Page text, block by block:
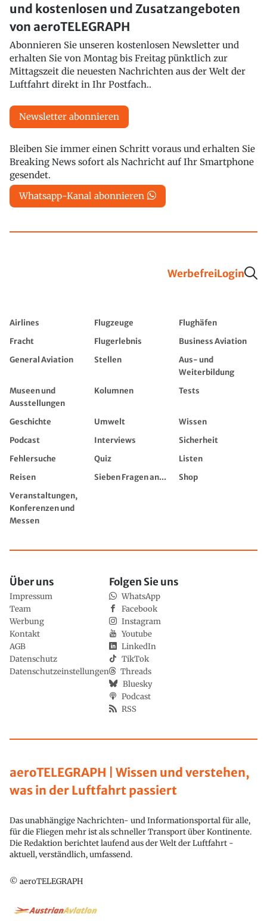
und kostenlosen und Zusatzangeboten
von aeroTELEGRAPH
Abonnieren Sie unseren kostenlosen Newsletter und
erhalten Sie von Montag bis Freitag pünktlich zur
Mittagszeit die neuesten Nachrichten aus der Welt der
Luftfahrt direkt in Ihr Postfach..
Newsletter abonnieren
Bleiben Sie immer einen Schritt voraus und erhalten Sie
Breaking News sofort als Nachricht auf Ihr Smartphone
gesendet.
Whatsapp-Kanal abonnieren
WerbefreiLogin
Airlines Flugzeuge
Flughäfen
Fracht
Flugerlebnis
Business Aviation
General Aviation
Stellen
Aus- und
Weiterbildung
Museen und
Ausstellungen
Kolumnen Tests
Geschichte Umwelt
Wissen
Podcast
Interviews
Sicherheit
Fehlersuche
Quiz
Listen
Reisen
Sieben Fragen an...
Shop
Veranstaltungen,
Konferenzen und
Messen
aeroTELEGRAPH | Wissen und verstehen,
was in der Luftfahrt passiert
Das unabhängige Nachrichten- und Informationsportal für alle,
für die Fliegen mehr ist als schneller Transport über Kontinente.
Die Redaktion berichtet laufend aus der Welt der Luftfahrt -
aktuell, verständlich, umfassend.
© aeroTELEGRAPH
Über uns
Impressum
Team
Werbung
Kontakt
AGB
Datenschutz
Datenschutzeinstellungen
Folgen Sie uns
WhatsApp
Facebook
Instagram
Youtube
LinkedIn
TikTok
Threads
Bluesky
Podcast
RSS